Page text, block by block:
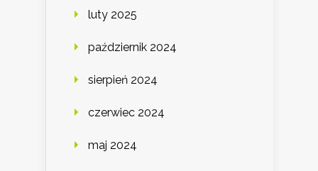
luty 2025
październik 2024
sierpień 2024
czerwiec 2024
maj 2024